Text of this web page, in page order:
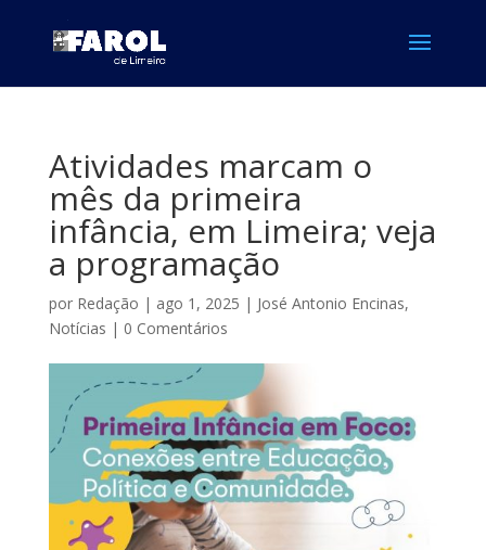
Atividades marcam o
mês da primeira
infância, em Limeira; veja
a programação
por Redação | ago 1, 2025 | José Antonio Encinas,
Notícias | 0 Comentários